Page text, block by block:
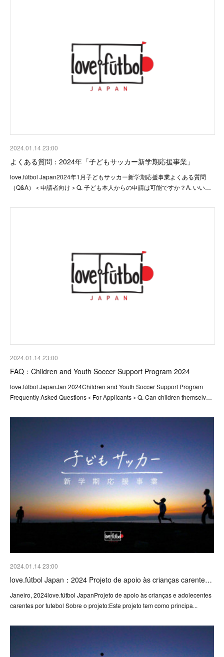
2024.01.14 23:00
よくある質問：2024年「子どもサッカー新学期応援事業」
love.fútbol Japan2024年1月子どもサッカー新学期応援事業よくある質問
（Q&A）＜申請者向け＞Q. 子ども本人からの申請は可能ですか？A. いい…
2024.01.14 23:00
FAQ：Children and Youth Soccer Support Program 2024
love.fútbol JapanJan 2024Children and Youth Soccer Support Program
Frequently Asked Questions＜For Applicants＞Q. Can children themselv…
2024.01.14 23:00
love.fútbol Japan：2024 Projeto de apoio às crianças carente…
Janeiro, 2024love.fútbol JapanProjeto de apoio às crianças e adolecentes
carentes por futebol Sobre o projeto:Este projeto tem como principa...